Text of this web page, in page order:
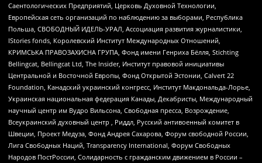
Саентологических Предприятий, Церковь Духовной Технологии,
Европейская сеть организаций по наблюдению за выборами, Республика
Польша, СВОБОДНЫЙ ИДЕЛЬ-УРАЛ, Ассоциация развития журналистики,
IStories fonds, Королевский Институт Международных Отношений,
КРИМСЬКА ПРАВОЗАХИСНА ГРУПА, Фонд имени Генриха Бёлля, Stichting
Bellingcat, Bellingcat Ltd, The Insider, Институт правовой инициативы
Центральной и Восточной Европы, Фонд Открытой Эстонии, Calvert 22
Foundation, Канадский украинский конгресс, Институт Макдональда-Лорье,
Украинская национальная федерация Канады, Декабристы, Международный
научный центр им Вудро Вильсона, Свободная пресса, Возрождение,
Всеукраинский духовный центр , Риддл, Русский антивоенный комитет в
Швеции, Проект Медуза, Фонд Андрея Сахарова, Форум свободной России,
Лига Свободных Наций, Transparеncy International, Форум Свободных
Народов ПостРоссии, Солидарность с гражданским движением в России –